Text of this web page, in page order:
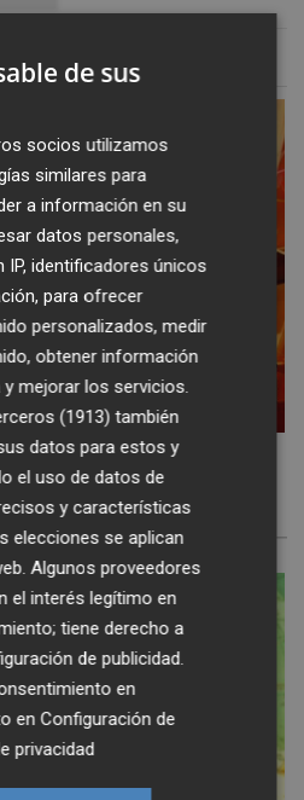
INTERESAR
de la vieja escuela
pero mejor!
de sus
socios utilizamos
similares para
a información en su
datos personales,
identificadores únicos
para ofrecer
personalizados, medir
obtener información
mejorar los servicios.
(1913) también
datos para estos y
el uso de datos de
y características
elecciones se aplican
Algunos proveedores
el interés legítimo en
tiene derecho a
de publicidad
en
enConfiguración de
privacidad